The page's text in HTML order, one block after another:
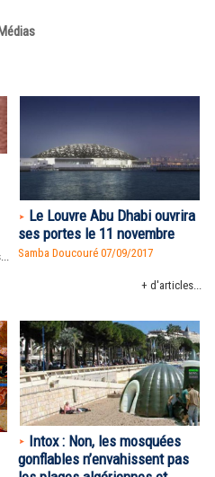
Le Louvre Abu Dhabi ouvrira
ses portes le 11 novembre
Samba Doucouré 07/09/2017
+ d'articles...
Intox : Non, les mosquées
gonflables n’envahissent pas